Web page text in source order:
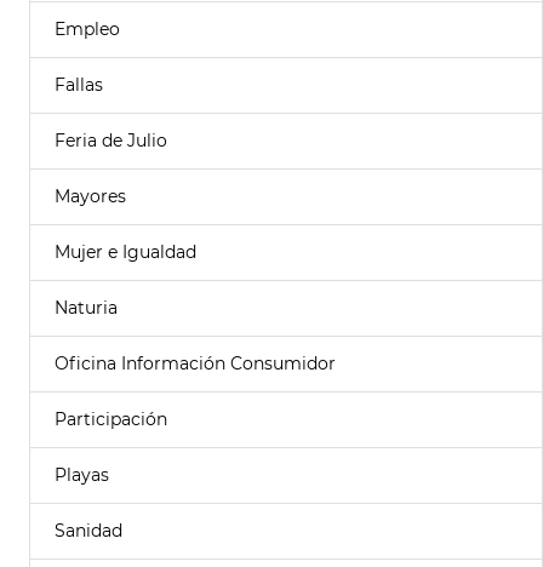
Empleo
Fallas
Feria de Julio
Mayores
Mujer e Igualdad
Naturia
Oficina Información Consumidor
Participación
Playas
Sanidad